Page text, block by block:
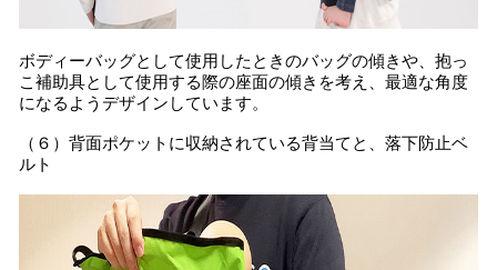
ボディーバッグとして使用したときのバッグの傾きや、抱っ
こ補助具として使用する際の座面の傾きを考え、最適な角度
になるようデザインしています。
（６）背面ポケットに収納されている背当てと、落下防止ベ
ルト